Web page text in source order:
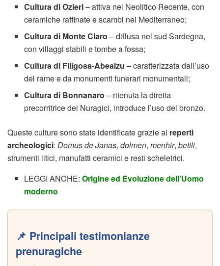
Cultura di Ozieri– attiva nel Neolitico Recente, con
ceramiche raffinate e scambi nel Mediterraneo;
Cultura di Monte Claro – diffusa nel sud Sardegna,
con villaggi stabili e tombe a fossa;
Cultura di Filigosa-Abealzu – caratterizzata dall’uso
del rame e da monumenti funerari monumentali;
Cultura di Bonnanaro – ritenuta la diretta
precorritrice dei Nuragici, introduce l’uso del bronzo.
Queste culture sono state identificate grazie ai reperti
archeologici: Domus de Janas, dolmen, menhir, betili,
strumenti litici, manufatti ceramici e resti scheletrici.
LEGGI ANCHE:Origine ed Evoluzione dell’Uomo
moderno
📌 Principali testimonianze
prenuragiche